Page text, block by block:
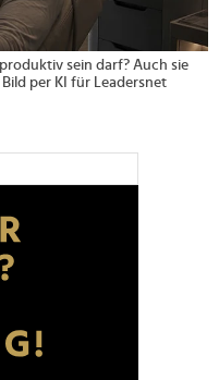
sein darf? Auch sie
per KI für Leadersnet